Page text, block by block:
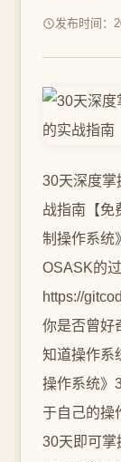
发布时间：
30天深度掌
战指南【免
制操作系统
OSASK的
https://
你是否曾好
知道操作系
操作系统》
于自己的操
30天即可掌